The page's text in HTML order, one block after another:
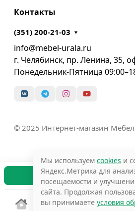
В корзину
Контакты
(351) 200-21-03
info@mebel-urala.ru
г. Челябинск, пр. Ленина, 35,
Понедельник-Пятница
© 2025 Интернет-магазин
Мы используем cookies и
Яндекс.Метрика для
посещаемости и
сайта. Продолжая
вы принимаете условия